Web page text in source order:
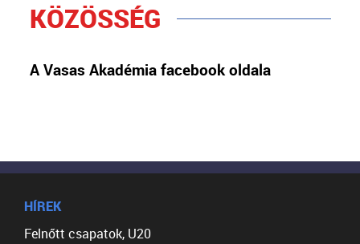
KÖZÖSSÉG
A Vasas Akadémia facebook oldala
HÍREK
Felnőtt csapatok, U20